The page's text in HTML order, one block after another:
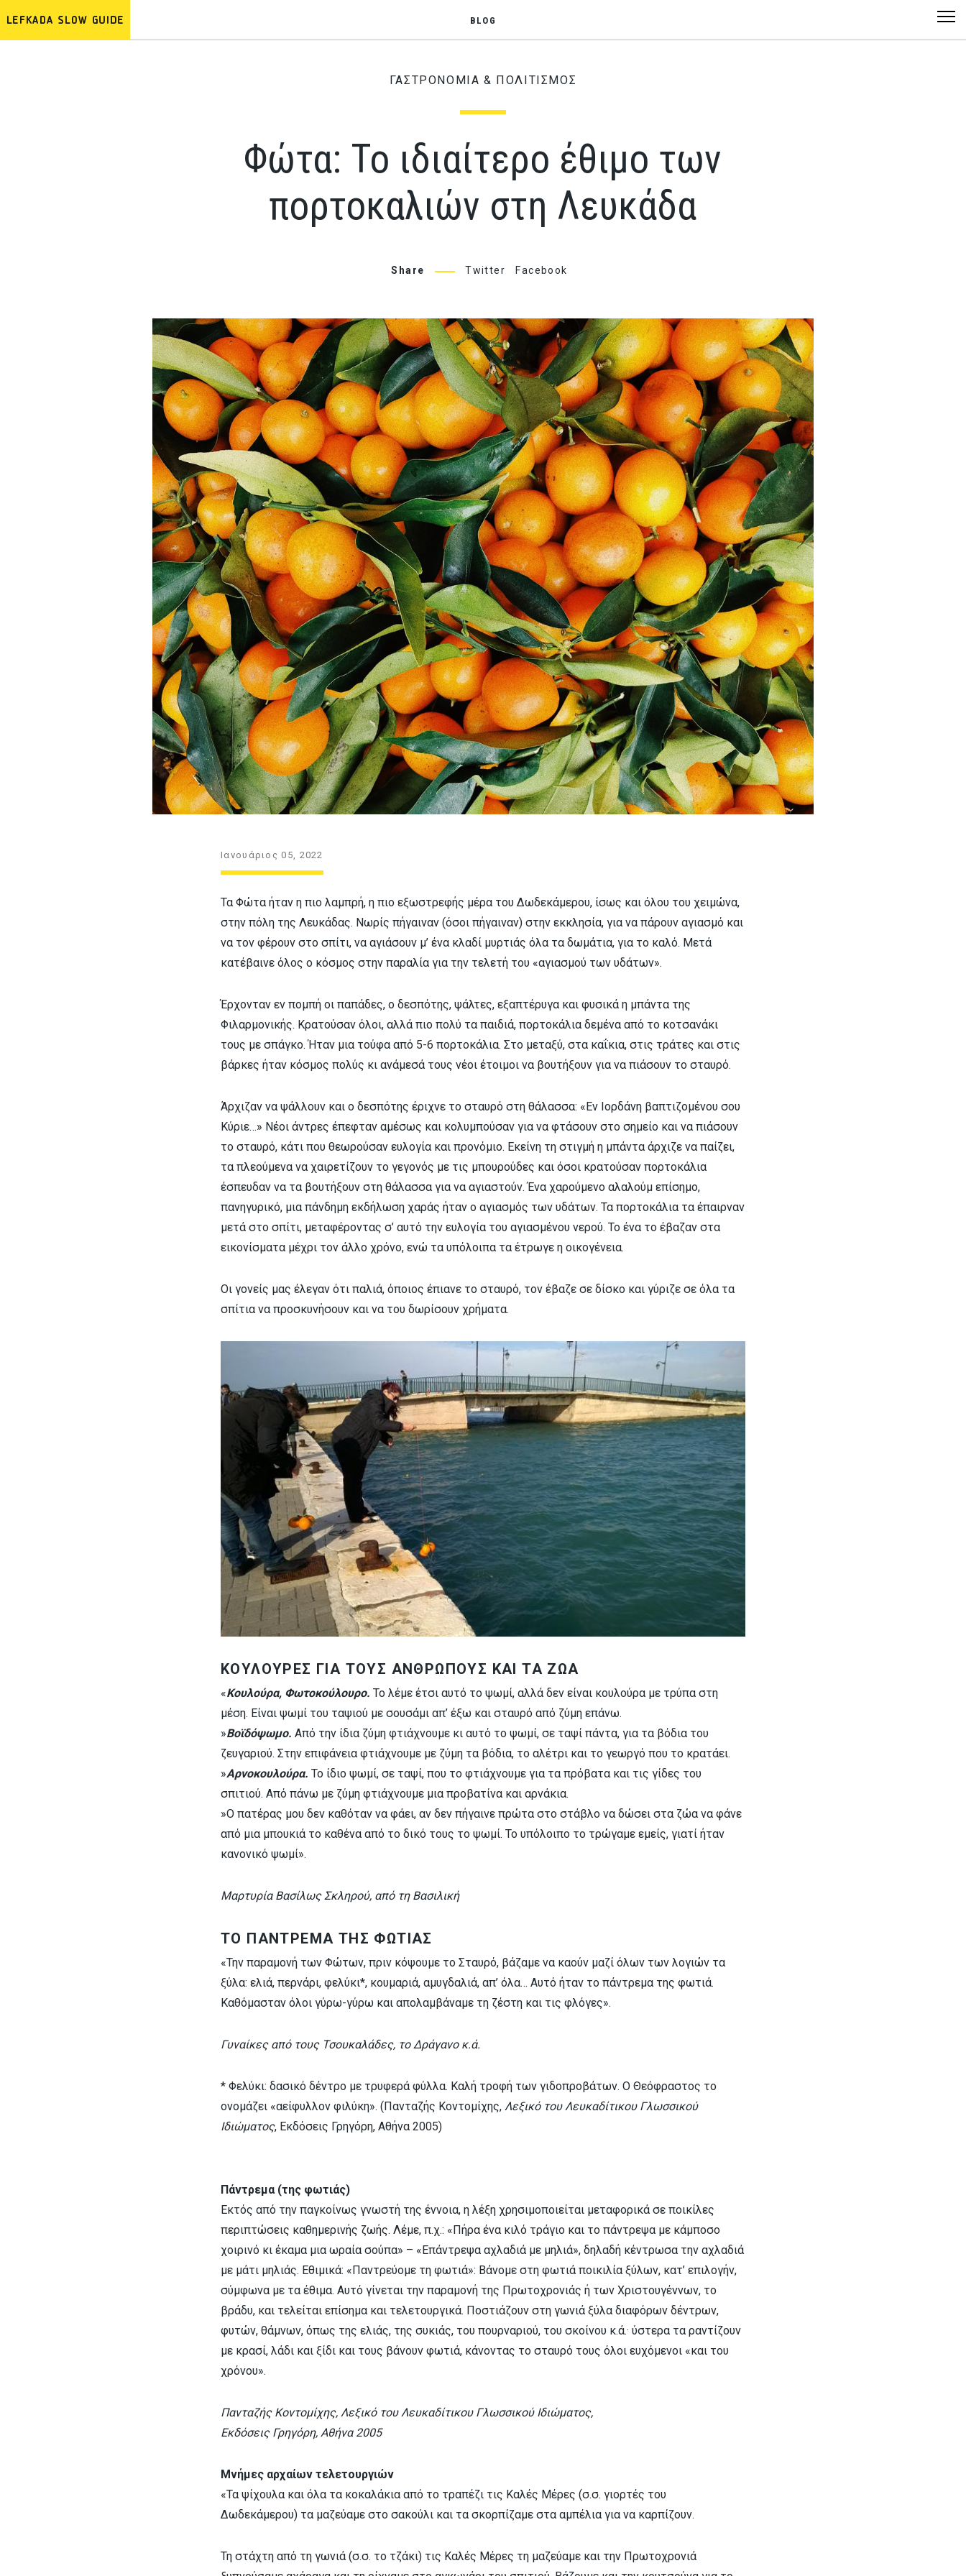
BLOG
ΓΑΣΤΡΟΝΟΜΙΑ & ΠΟΛΙΤΙΣΜΟΣ
Φώτα: Το ιδιαίτερο έθιμο των
πορτοκαλιών στη Λευκάδα
Share Twitter Facebook
Ιανουάριος 05, 2022
Τα Φώτα ήταν η πιο λαμπρή, η πιο εξωστρεφής μέρα του Δωδεκάμερου, ίσως και όλου του χειμώνα,
στην πόλη της Λευκάδας. Νωρίς πήγαιναν (όσοι πήγαιναν) στην εκκλησία, για να πάρουν αγιασμό και
να τον φέρουν στο σπίτι, να αγιάσουν μ’ ένα κλαδί μυρτιάς όλα τα δωμάτια, για το καλό. Μετά
κατέβαινε όλος ο κόσμος στην παραλία για την τελετή του «αγιασμού των υδάτων».
Έρχονταν εν πομπή οι παπάδες, ο δεσπότης, ψάλτες, εξαπτέρυγα και φυσικά η μπάντα της
Φιλαρμονικής. Κρατούσαν όλοι, αλλά πιο πολύ τα παιδιά, πορτοκάλια δεμένα από το κοτσανάκι
τους με σπάγκο. Ήταν μια τούφα από 5-6 πορτοκάλια. Στο μεταξύ, στα καΐκια, στις τράτες και στις
βάρκες ήταν κόσμος πολύς κι ανάμεσά τους νέοι έτοιμοι να βουτήξουν για να πιάσουν το σταυρό.
Άρχιζαν να ψάλλουν και ο δεσπότης έριχνε το σταυρό στη θάλασσα: «Εν Ιορδάνη βαπτιζομένου σου
Κύριε…» Νέοι άντρες έπεφταν αμέσως και κολυμπούσαν για να φτάσουν στο σημείο και να πιάσουν
το σταυρό, κάτι που θεωρούσαν ευλογία και προνόμιο. Εκείνη τη στιγμή η μπάντα άρχιζε να παίζει,
τα πλεούμενα να χαιρετίζουν το γεγονός με τις μπουρούδες και όσοι κρατούσαν πορτοκάλια
έσπευδαν να τα βουτήξουν στη θάλασσα για να αγιαστούν. Ένα χαρούμενο αλαλούμ επίσημο,
πανηγυρικό, μια πάνδημη εκδήλωση χαράς ήταν ο αγιασμός των υδάτων. Τα πορτοκάλια τα έπαιρναν
μετά στο σπίτι, μεταφέροντας σ’ αυτό την ευλογία του αγιασμένου νερού. Το ένα το έβαζαν στα
εικονίσματα μέχρι τον άλλο χρόνο, ενώ τα υπόλοιπα τα έτρωγε η οικογένεια.
Οι γονείς μας έλεγαν ότι παλιά, όποιος έπιανε το σταυρό, τον έβαζε σε δίσκο και γύριζε σε όλα τα
σπίτια να προσκυνήσουν και να του δωρίσουν χρήματα.
ΚΟΥΛΟΥΡΕΣ ΓΙΑ ΤΟΥΣ ΑΝΘΡΩΠΟΥΣ ΚΑΙ ΤΑ ΖΩΑ
«Κουλούρα, Φωτοκούλουρο. Το λέμε έτσι αυτό το ψωμί, αλλά δεν είναι κουλούρα με τρύπα στη
μέση. Είναι ψωμί του ταψιού με σουσάμι απ’ έξω και σταυρό από ζύμη επάνω.
»Βοϊδόψωμο. Από την ίδια ζύμη φτιάχνουμε κι αυτό το ψωμί, σε ταψί πάντα, για τα βόδια του
ζευγαριού. Στην επιφάνεια φτιάχνουμε με ζύμη τα βόδια, το αλέτρι και το γεωργό που το κρατάει.
»Αρνοκουλούρα. Το ίδιο ψωμί, σε ταψί, που το φτιάχνουμε για τα πρόβατα και τις γίδες του
σπιτιού. Από πάνω με ζύμη φτιάχνουμε μια προβατίνα και αρνάκια.
»Ο πατέρας μου δεν καθόταν να φάει, αν δεν πήγαινε πρώτα στο στάβλο να δώσει στα ζώα να φάνε
από μια μπουκιά το καθένα από το δικό τους το ψωμί. Το υπόλοιπο το τρώγαμε εμείς, γιατί ήταν
κανονικό ψωμί».
Μαρτυρία Βασίλως Σκληρού, από τη Βασιλική
ΤΟ ΠΑΝΤΡΕΜΑ ΤΗΣ ΦΩΤΙΑΣ
«Την παραμονή των Φώτων, πριν κόψουμε το Σταυρό, βάζαμε να καούν μαζί όλων των λογιών τα
ξύλα: ελιά, περνάρι, φελύκι*, κουμαριά, αμυγδαλιά, απ’ όλα… Αυτό ήταν το πάντρεμα της φωτιά.
Καθόμασταν όλοι γύρω-γύρω και απολαμβάναμε τη ζέστη και τις φλόγες».
Γυναίκες από τους Τσουκαλάδες, το Δράγανο κ.ά.
* Φελύκι: δασικό δέντρο με τρυφερά φύλλα. Καλή τροφή των γιδοπροβάτων. Ο Θεόφραστος το
ονομάζει «αείφυλλον φιλύκη». (Πανταζής Κοντομίχης, Λεξικό του Λευκαδίτικου Γλωσσικού
Ιδιώματος, Εκδόσεις Γρηγόρη, Αθήνα 2005)
Πάντρεμα (της φωτιάς)
Εκτός από την παγκοίνως γνωστή της έννοια, η λέξη χρησιμοποιείται μεταφορικά σε ποικίλες
περιπτώσεις καθημερινής ζωής. Λέμε, π.χ.: «Πήρα ένα κιλό τράγιο και το πάντρεψα με κάμποσο
χοιρινό κι έκαμα μια ωραία σούπα» – «Επάντρεψα αχλαδιά με μηλιά», δηλαδή κέντρωσα την αχλαδιά
με μάτι μηλιάς. Εθιμικά: «Παντρεύομε τη φωτιά»: Βάνομε στη φωτιά ποικιλία ξύλων, κατ’ επιλογήν,
σύμφωνα με τα έθιμα. Αυτό γίνεται την παραμονή της Πρωτοχρονιάς ή των Χριστουγέννων, το
βράδυ, και τελείται επίσημα και τελετουργικά. Ποστιάζουν στη γωνιά ξύλα διαφόρων δέντρων,
φυτών, θάμνων, όπως της ελιάς, της συκιάς, του πουρναριού, του σκοίνου κ.ά.· ύστερα τα ραντίζουν
με κρασί, λάδι και ξίδι και τους βάνουν φωτιά, κάνοντας το σταυρό τους όλοι ευχόμενοι «και του
χρόνου».
Πανταζής Κοντομίχης, Λεξικό του Λευκαδίτικου Γλωσσικού Ιδιώματος,
Εκδόσεις Γρηγόρη, Αθήνα 2005
Μνήμες αρχαίων τελετουργιών
«Τα ψίχουλα και όλα τα κοκαλάκια από το τραπέζι τις Καλές Μέρες (σ.σ. γιορτές του
Δωδεκάμερου) τα μαζεύαμε στο σακούλι και τα σκορπίζαμε στα αμπέλια για να καρπίζουν.
Τη στάχτη από τη γωνιά (σ.σ. το τζάκι) τις Καλές Μέρες τη μαζεύαμε και την Πρωτοχρονιά